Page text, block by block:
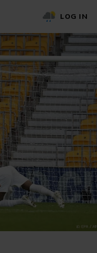
LOG IN